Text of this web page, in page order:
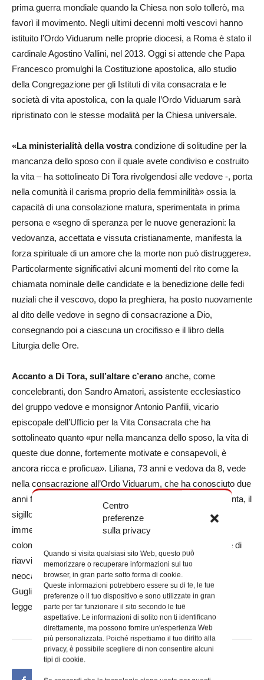
Centro
preferenze
sulla privacy
Quando si visita qualsiasi sito Web, questo può
memorizzare o recuperare informazioni sul tuo
browser, in gran parte sotto forma di cookie.
Queste informazioni potrebbero essere su di te, le tue
preferenze o il tuo dispositivo e sono utilizzate in gran
parte per far funzionare il sito secondo le tue
aspettative. Le informazioni di solito non ti identificano
direttamente, ma possono fornire un'esperienza Web
più personalizzata. Poiché rispettiamo il tuo diritto alla
privacy, è possibile scegliere di non consentire alcuni
tipi di cookie.
prima guerra mondiale quando la Chiesa non solo tollerò, ma
favorì il movimento. Negli ultimi decenni molti vescovi hanno
istituito l’Ordo Viduarum nelle proprie diocesi, a Roma è stato il
cardinale Agostino Vallini, nel 2013. Oggi si attende che Papa
Francesco promulghi la Costituzione apostolica, allo studio
della Congregazione per gli Istituti di vita consacrata e le
società di vita apostolica, con la quale l’Ordo Viduarum sarà
ripristinato con le stesse modalità per la Chiesa universale.
«La ministerialità della vostracondizione di solitudine per la
mancanza dello sposo con il quale avete condiviso e costruito
la vita – ha sottolineato Di Tora rivolgendosi alle vedove -, porta
nella comunità il carisma proprio della femminilità» ossia la
capacità di una consolazione matura, sperimentata in prima
persona e «segno di speranza per le nuove generazioni: la
vedovanza, accettata e vissuta cristianamente, manifesta la
forza spirituale di un amore che la morte non può distruggere».
Particolarmente significativi alcuni momenti del rito come la
chiamata nominale delle candidate e la benedizione delle fedi
nuziali che il vescovo, dopo la preghiera, ha posto nuovamente
al dito delle vedove in segno di consacrazione a Dio,
consegnando poi a ciascuna un crocifisso e il libro della
Liturgia delle Ore.
Accanto a Di Tora, sull’altare c’erano anche, come
concelebranti, don Sandro Amatori, assistente ecclesiastico
del gruppo vedove e monsignor Antonio Panfili, vicario
episcopale dell’Ufficio per la Vita Consacrata che ha
sottolineato quanto «pur nella mancanza dello sposo, la vita di
queste due donne, fortemente motivate e consapevoli, è
ancora ricca e proficua». Liliana, 73 anni e vedova da 8, vede
nella consacrazione all’Ordo Viduarum, che ha conosciuto due
anni fa grazie ad una suora durante un viaggio in Terra Santa, il
sigillo di un cammino di fede «che per vent’anni è stato
immerso nel buio», fino all’incontro con un sacerdote
colombiano, padre William Raul Diaz «che è stato capace di
riavvicinarmi alla Chiesa». Maria Maddalena,
neocatecumenale, ha 64 anni e 4 figli; ha perso il marito
Guglielmo 9 anni fa ed ha conosciuto l’Ordo Viduarum
leggendo un articolo a riguardo sul quotidiano Avvenire.